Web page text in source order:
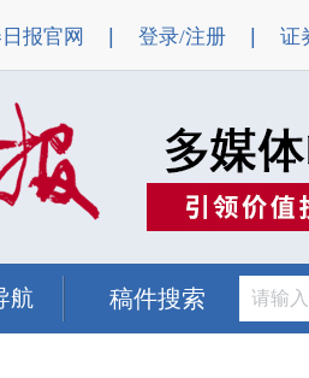
报官网 登录/注册 证
航 稿件搜索